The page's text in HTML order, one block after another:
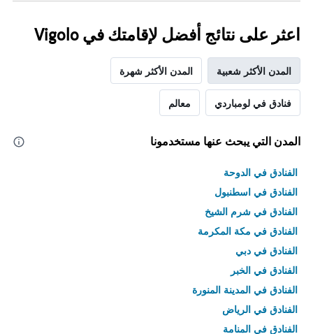
اعثر على نتائج أفضل لإقامتك في Vigolo
المدن الأكثر شعبية المدن الأكثر شهرة
فنادق في لومباردي معالم
المدن التي يبحث عنها مستخدمونا
الفنادق في الدوحة
الفنادق في اسطنبول
الفنادق في شرم الشيخ
الفنادق في مكة المكرمة
الفنادق في دبي
الفنادق في الخبر
الفنادق في المدينة المنورة
الفنادق في الرياض
الفنادق في المنامة